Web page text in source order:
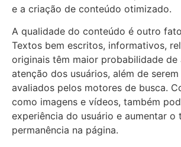
e a criação de conteúdo otimizado.
A qualidade do conteúdo é outro
Textos bem escritos, informativos,
originais têm maior probabilidade de
atenção dos usuários, além de
avaliados pelos motores de busca.
como imagens e vídeos, também
experiência do usuário e aumentar o
permanência na página.